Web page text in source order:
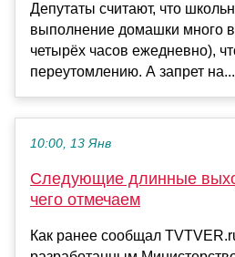
Депутаты считают, что
выполнение домашки много
четырёх часов ежедневно),
переутомлению. А запрет на...
10:00, 13 Янв
Следующие длинные
чего отмечаем
Как ранее сообщал